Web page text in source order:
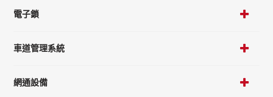
電子鎖
車道管理系統
網通設備